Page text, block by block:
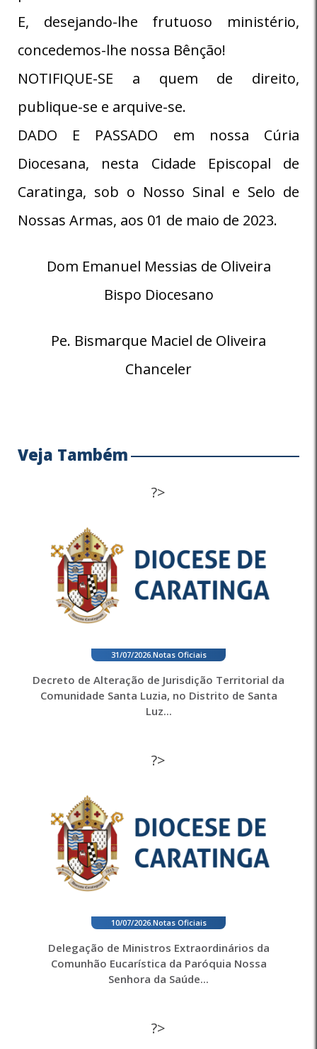
E, desejando-lhe frutuoso ministério,
concedemos-lhe nossa Bênção!
NOTIFIQUE-SE a quem de direito,
publique-se e arquive-se.
DADO E PASSADO em nossa Cúria
Diocesana, nesta Cidade Episcopal de
Caratinga, sob o Nosso Sinal e Selo de
Nossas Armas, aos 01 de maio de 2023.
Dom Emanuel Messias de Oliveira
Bispo Diocesano
Pe. Bismarque Maciel de Oliveira
Chanceler
Veja Também
?>
31/07/2026. Notas Oficiais
Decreto de Alteração de Jurisdição Territorial da
Comunidade Santa Luzia, no Distrito de Santa
Luz...
?>
10/07/2026. Notas Oficiais
Delegação de Ministros Extraordinários da
Comunhão Eucarística da Paróquia Nossa
Senhora da Saúde...
?>